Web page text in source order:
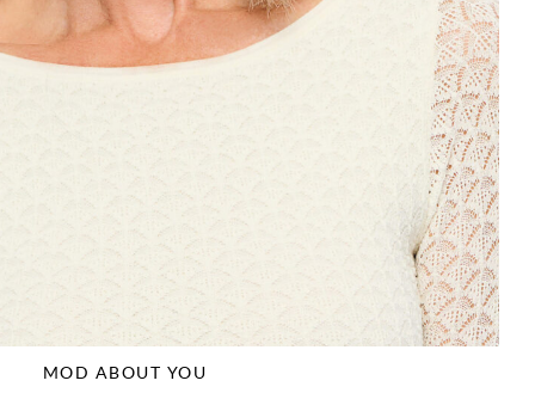
MOD ABOUT YOU